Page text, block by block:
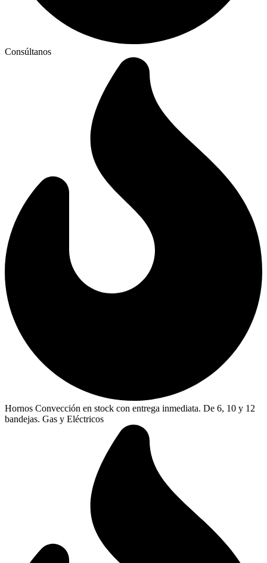
Consúltanos
Hornos Convección en stock con entrega inmediata. De 6, 10 y 12
bandejas. Gas y Eléctricos